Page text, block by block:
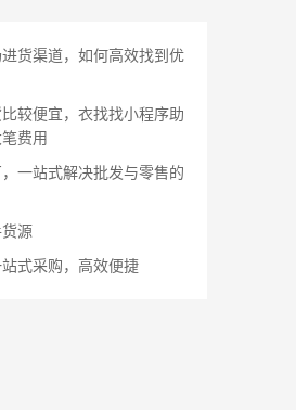
货渠道，如何高效找到优
较便宜，衣找找小程序助
费用
一站式解决批发与零售的
源
式采购，高效便捷